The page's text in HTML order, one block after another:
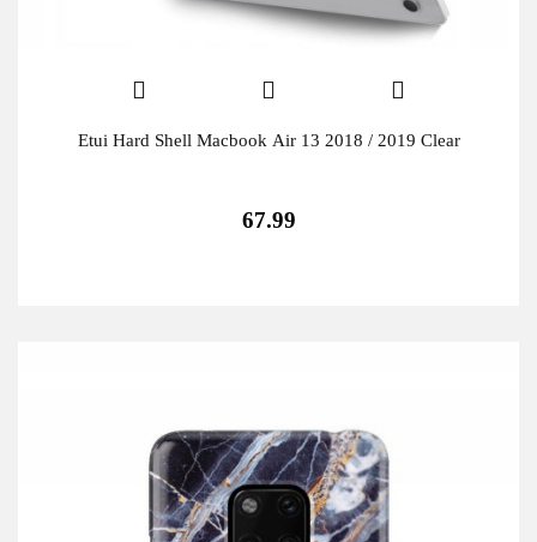
Etui Hard Shell Macbook Air 13 2018 / 2019 Clear
67.99